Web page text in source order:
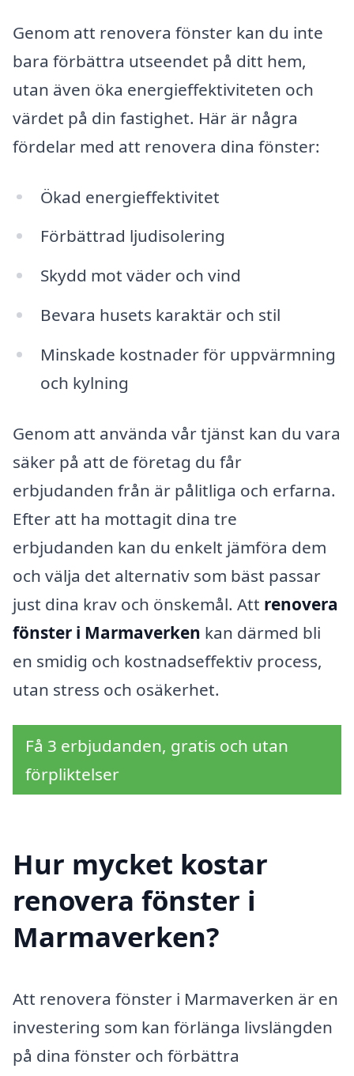
Genom att renovera fönster kan du inte
bara förbättra utseendet på ditt hem,
utan även öka energieffektiviteten och
värdet på din fastighet. Här är några
fördelar med att renovera dina fönster:
Ökad energieffektivitet
Förbättrad ljudisolering
Skydd mot väder och vind
Bevara husets karaktär och stil
Minskade kostnader för uppvärmning
och kylning
Genom att använda vår tjänst kan du vara
säker på att de företag du får
erbjudanden från är pålitliga och erfarna.
Efter att ha mottagit dina tre
erbjudanden kan du enkelt jämföra dem
och välja det alternativ som bäst passar
just dina krav och önskemål. Att renovera
fönster i Marmaverken kan därmed bli
en smidig och kostnadseffektiv process,
utan stress och osäkerhet.
Få 3 erbjudanden, gratis och utan
förpliktelser
Hur mycket kostar
renovera fönster i
Marmaverken?
Att renovera fönster i Marmaverken är en
investering som kan förlänga livslängden
på dina fönster och förbättra